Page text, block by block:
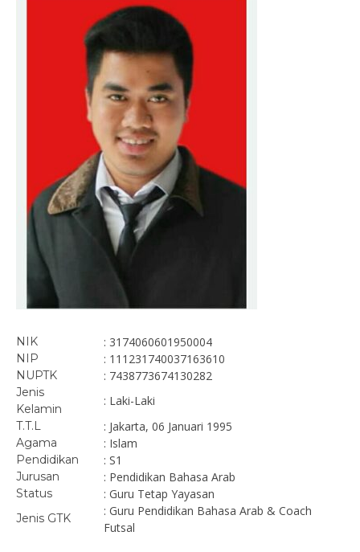
NIK : 3174060601950004
NIP : 111231740037163610
NUPTK : 7438773674130282
Jenis
Kelamin
: Laki-Laki
T.T.L : Jakarta, 06 Januari 1995
Agama : Islam
Pendidikan : S1
Jurusan : Pendidikan Bahasa Arab
Status : Guru Tetap Yayasan
Jenis GTK
: Guru Pendidikan Bahasa Arab & Coach
Futsal